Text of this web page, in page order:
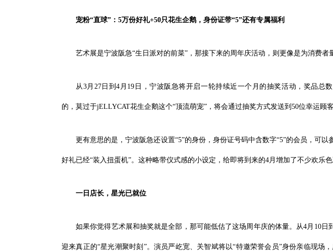
宠粉“直球”：5万份好礼+50只花生企鹅，身份证带“5”还有专属福利
艺术展是宁波阪急“生日派对的前菜”，那接下来的周年庆活动，则更像是为消费者
从3月27日到4月19日，宁波阪急将开启一轮持续近一个月的抽奖活动，奖品总
的，莫过于jELLYCAT花生企鹅这个“顶流萌宠”，将会通过抽奖方式发送到50位幸运顾客
更有意思的是，宁波阪急还设置“5”的身份，身份证号码中含数字“5”的会员，可以
好礼已经“装入扭蛋机”。这种略带仪式感的小设定，给即将到来的4月增加了不少欢乐色
一日店长 ， 星光已就位
如果你觉得艺术展和抽奖就是全部，那可能低估了这场周年庆的体量。从4月10日
迎来真正的“星光潮聚时刻”。演员严屹宽、关智斌将以“特邀荣誉会员”身份亲临现场